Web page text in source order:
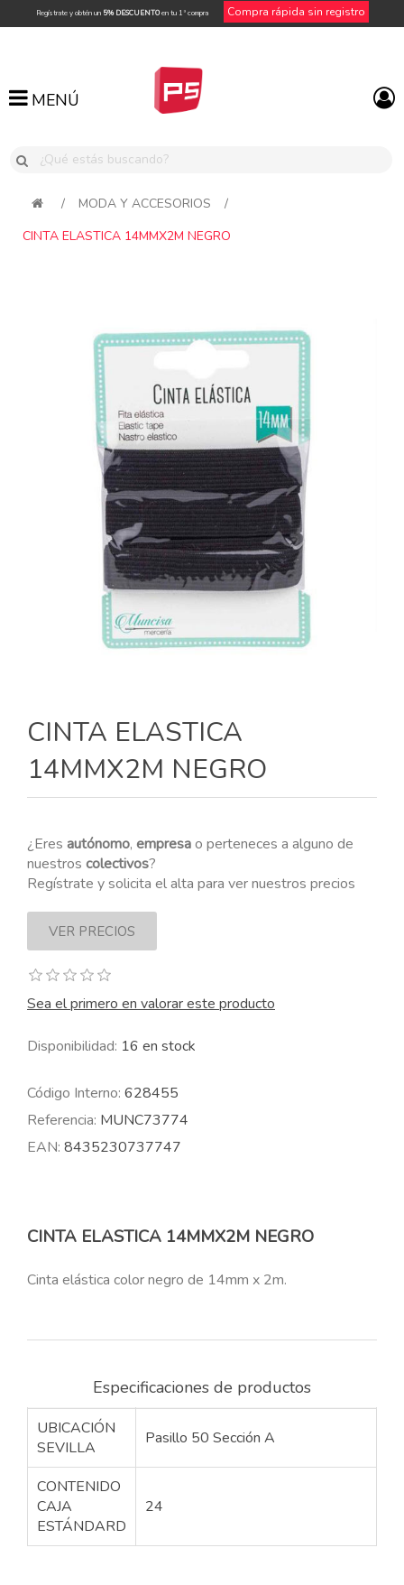
Regístrate y obtén un 5% DESCUENTOen tu 1ª compra Compra rápida sin registro
MENÚ
MENÚ
/ MODA Y ACCESORIOS
/
CINTA ELASTICA 14MMX2M NEGRO
CINTA ELASTICA
14MMX2M NEGRO
¿Eres autónomo, empresao perteneces a alguno de
nuestros colectivos?
Regístrate y solicita el alta para ver nuestros precios
Sea el primero en valorar este producto
Disponibilidad: 16 en stock
Código Interno: 628455
Referencia: MUNC73774
EAN: 8435230737747
CINTA ELASTICA 14MMX2M NEGRO
Cinta elástica color negro de 14mm x 2m.
Especificaciones de productos
UBICACIÓN
SEVILLA
Pasillo 50 Sección A
CONTENIDO
CAJA
ESTÁNDARD
24